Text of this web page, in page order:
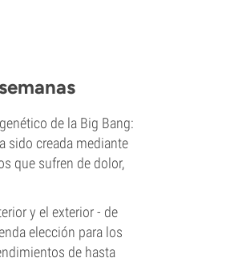
de la Big Bang:
sido creada mediante
que sufren de dolor,
y el exterior - de
elección para los
de hasta